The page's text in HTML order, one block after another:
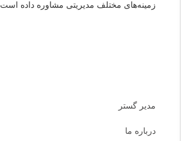
زمینه‌های مختلف مدیریتی مشاوره داده است
مدیر گستر
درباره ما